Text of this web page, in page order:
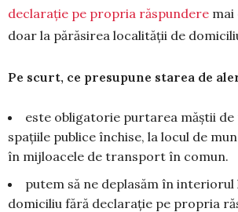
declarație pe propria răspundere mai
doar la părăsirea localității de
Pe scurt, ce presupune starea de
este obligatorie purtarea măștii
spațiile publice închise, la locul de
în mijloacele de transport în comun.
putem să ne deplasăm în
domiciliu fără declarație pe propria